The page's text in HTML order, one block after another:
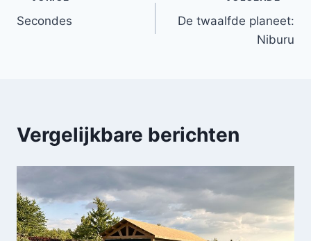
navigatie
Secondes
De twaalfde planeet:
Niburu
Vergelijkbare berichten